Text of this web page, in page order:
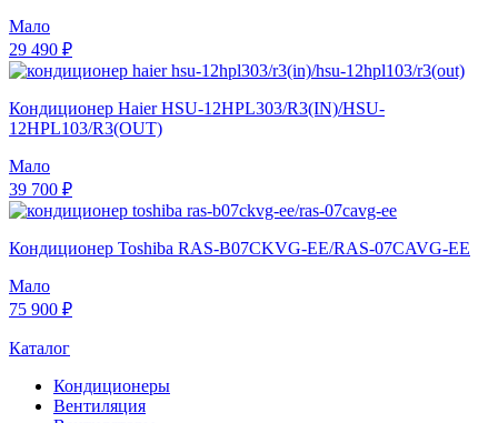
Мало
29 490 ₽
Кондиционер Haier HSU-12HPL303/R3(IN)/HSU-
12HPL103/R3(OUT)
Мало
39 700 ₽
Кондиционер Toshiba RAS-B07CKVG-EE/RAS-07CAVG-EE
Мало
75 900 ₽
Каталог
Кондиционеры
Вентиляция